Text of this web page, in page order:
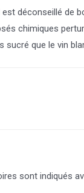
déconseillé de
chimiques
sucré que le vin
sont indiqués